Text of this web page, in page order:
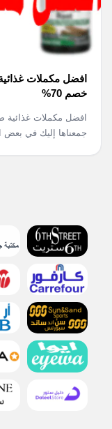
افضل مكملات
خصم 70%
افضل مكملات غذائية
جمعناها إليك في بعض